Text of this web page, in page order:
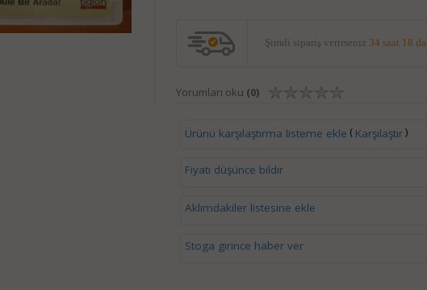
Şimdi sipariş verirseniz 34 saat 18
Yorumları oku (0)
Ürünü karşılaştırma listeme ekle ( Karşılaştır)
Fiyatı düşünce bildir
Aklımdakiler listesine ekle
Stoga girince haber ver